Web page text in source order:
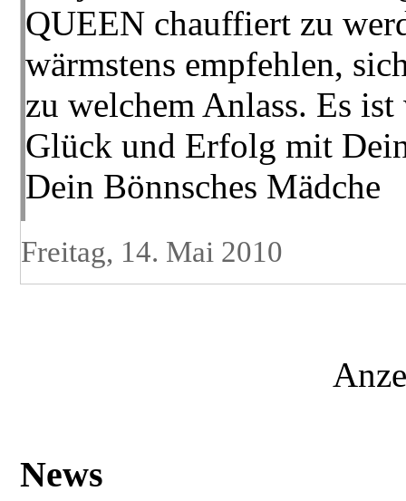
QUEEN chauffiert zu
wärmstens empfehlen,
zu welchem Anlass. Es
Glück und Erfolg mit
Dein Bönnsches Mädche
Freitag, 14. Mai 2010
News